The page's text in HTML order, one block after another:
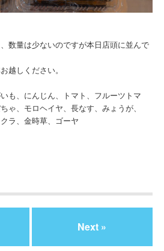
数量は少ないのですが本日店頭に並んで
越しください。
も、にんじん、トマト、フルーツトマ
ゃ、モロヘイヤ、長なす、みょうが、
ラ、金時草、ゴーヤ
Next »